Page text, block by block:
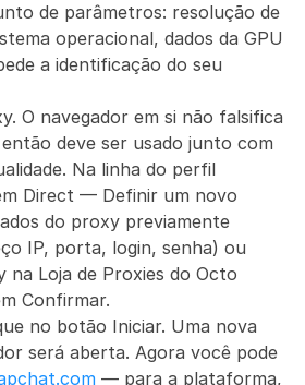
de parâmetros: resolução de
operacional, dados da GPU
a identificação do seu
O navegador em si não falsifica
deve ser usado junto com
Na linha do perfil
Direct — Definir um novo
do proxy previamente
IP, porta, login, senha) ou
na Loja de Proxies do Octo
Confirmar.
no botão Iniciar. Uma nova
será aberta. Agora você pode
— para a plataforma,